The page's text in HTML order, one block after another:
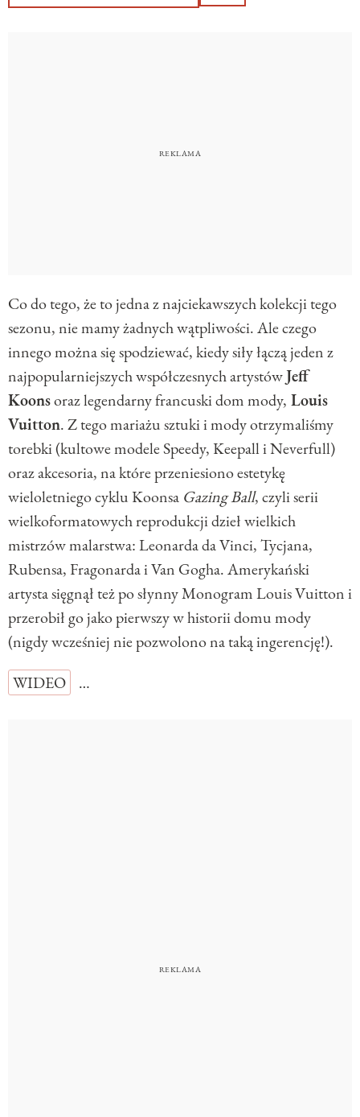
Co do tego, że to jedna z najciekawszych kolekcji tego
sezonu, nie mamy żadnych wątpliwości. Ale czego
innego można się spodziewać, kiedy siły łączą jeden z
najpopularniejszych współczesnych artystówJeff
Koonsoraz legendarny francuski dom mody, Louis
Vuitton. Z tego mariażu sztuki i mody otrzymaliśmy
torebki (kultowe modele Speedy, Keepall i Neverfull)
oraz akcesoria, na które przeniesiono estetykę
wieloletniego cyklu Koonsa Gazing Ball, czyli serii
wielkoformatowych reprodukcji dzieł wielkich
mistrzów malarstwa: Leonarda da Vinci, Tycjana,
Rubensa, Fragonarda i Van Gogha. Amerykański
artysta sięgnął też po słynny Monogram Louis Vuitton i
przerobił go jako pierwszy w historii domu mody
(nigdy wcześniej nie pozwolono na taką ingerencję!).
WIDEO
…